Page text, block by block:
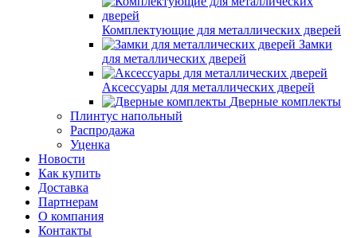
Комплектующие для металлических дверей
Замки
для металлических дверей
Аксессуары для металлических дверей
Дверные комплекты
Плинтус напольный
Распродажа
Уценка
Новости
Как купить
Доставка
Партнерам
О компания
Контакты